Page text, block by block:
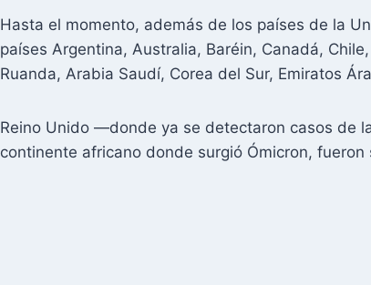
Hasta el momento, además de los países de la
países Argentina, Australia, Baréin, Canadá,
Ruanda, Arabia Saudí, Corea del Sur, Emiratos
Reino Unido —donde ya se detectaron casos de
continente africano donde surgió Ómicron,